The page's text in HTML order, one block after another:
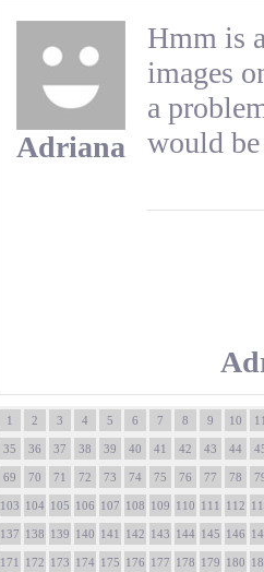
Adriana
Hmm is
images
a
would
1 2 3 4 5 6 7 8 9 10
35 36 37 38 39 40 41 42 43 44
69 70 71 72 73 74 75 76 77 78
103 104 105 106 107 108 109 110 111 112
137 138 139 140 141 142 143 144 145 146
171 172 173 174 175 176 177 178 179 180